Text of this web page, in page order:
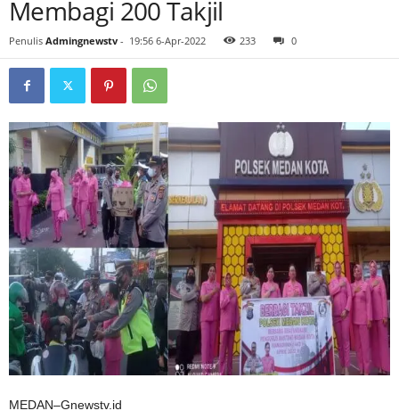
Membagi 200 Takjil
Penulis Admingnewstv - 19:56 6-Apr-2022 233 0
MEDAN–Gnewstv.id